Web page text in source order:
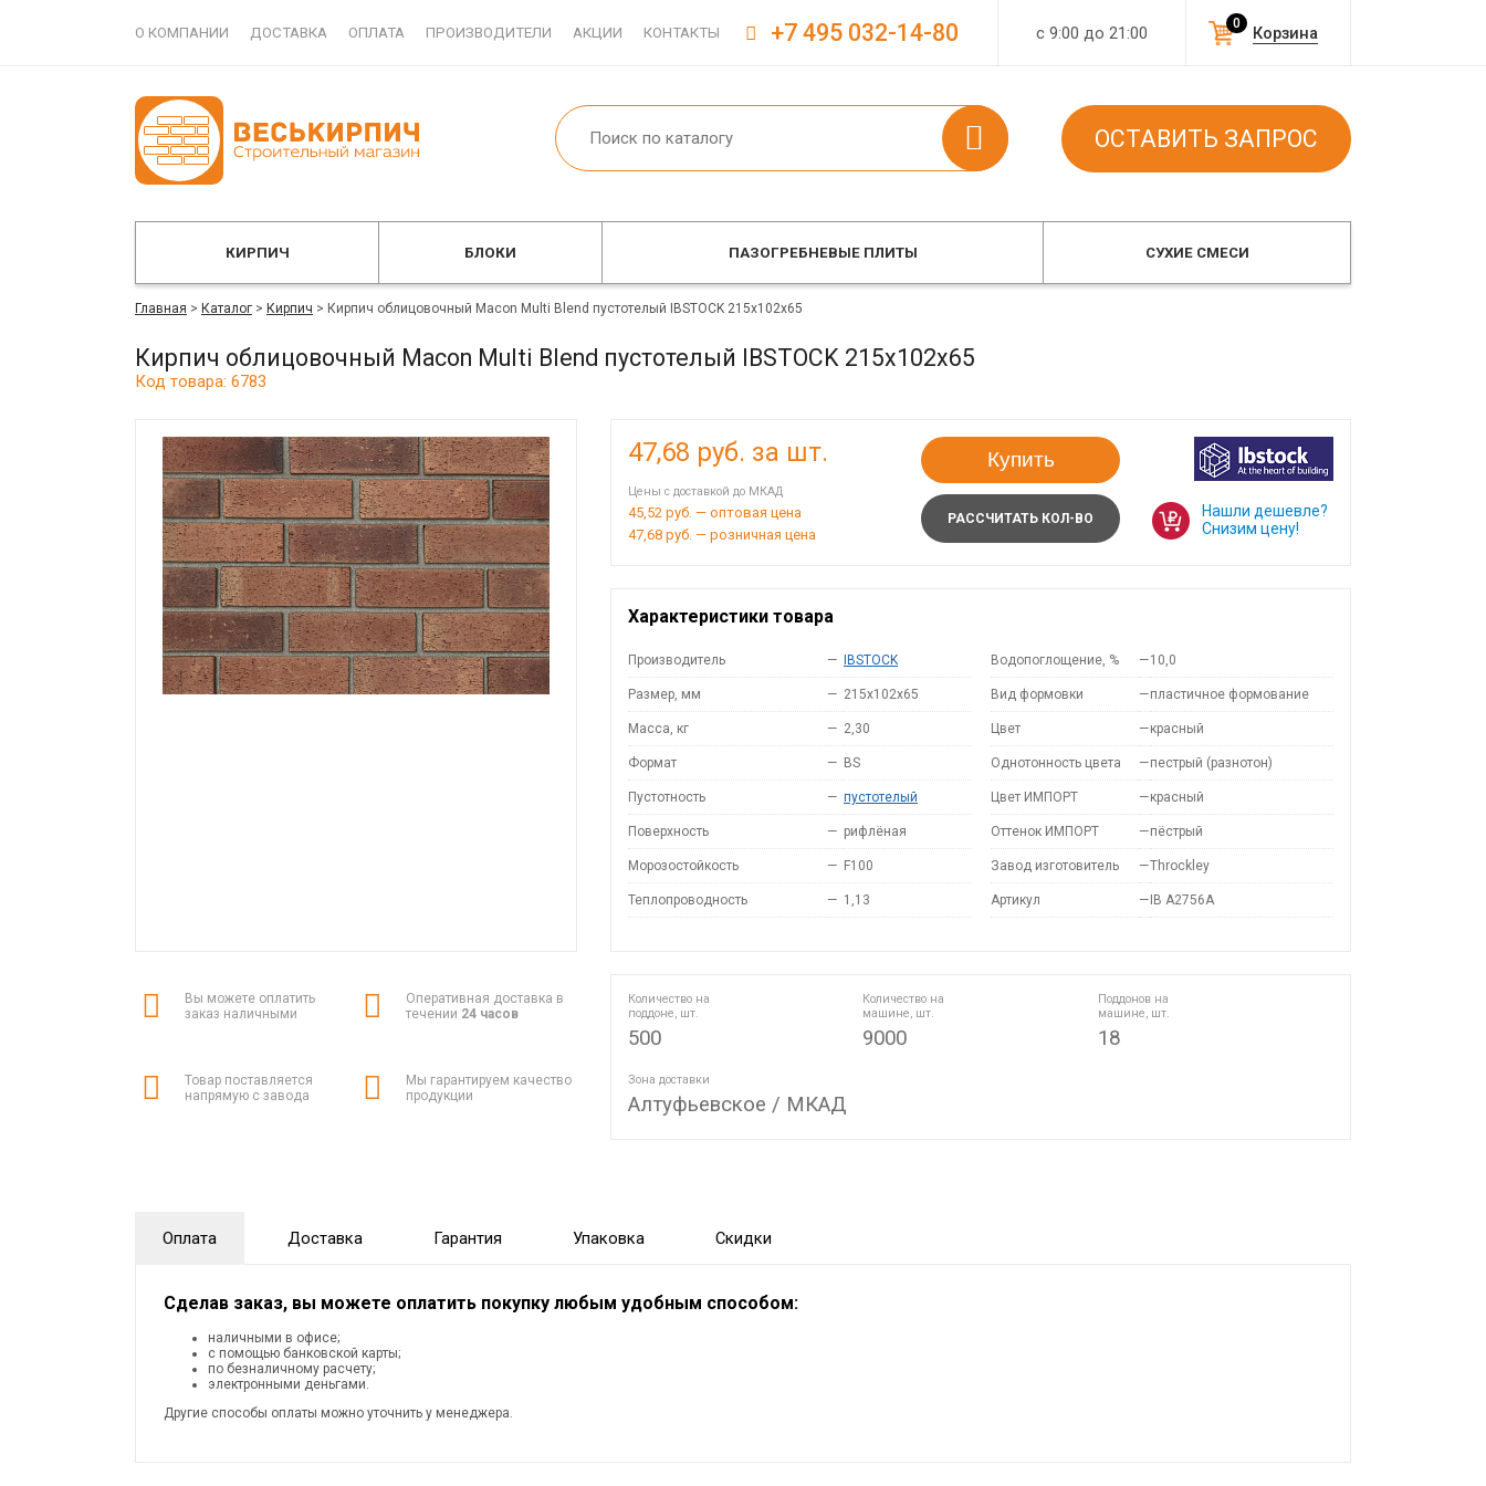
О КОМПАНИИ ДОСТАВКА ОПЛАТА ПРОИЗВОДИТЕЛИ АКЦИИ КОНТАКТЫ с 9:00 до 21:00 Корзина
0
+7 495 032-14-80
ОСТАВИТЬ ЗАПРОС
КИРПИЧ БЛОКИ ПАЗОГРЕБНЕВЫЕ ПЛИТЫ СУХИЕ СМЕСИ
Главная > Каталог > Кирпич > Кирпич облицовочный Macon Multi Blend пустотелый IBSTOCK 215x102x65
Кирпич облицовочный Macon Multi Blend пустотелый IBSTOCK 215x102x65
Код товара: 6783
Вы можете оплатить
заказ наличными
Оперативная доставка в
течении 24 часов
Товар поставляется
напрямую с завода
Мы гарантируем качество
продукции
47,68 руб. за шт.
Цены с доставкой до МКАД
45,52 руб. — оптовая цена
47,68 руб. — розничная цена
Купить
РАССЧИТАТЬ КОЛ-ВО
Нашли дешевле?
Снизим цену!
Характеристики товара
Производитель — IBSTOCK
Размер, мм — 215x102x65
Масса, кг — 2,30
Формат — BS
Пустотность — пустотелый
Поверхность — рифлёная
Морозостойкость — F100
Теплопроводность — 1,13
Водопоглощение, % —10,0
Вид формовки —пластичное формование
Цвет —красный
Однотонность цвета —пестрый (разнотон)
Цвет ИМПОРТ —красный
Оттенок ИМПОРТ —пёстрый
Завод изготовитель —Throckley
Артикул — IB A2756A
Количество на
поддоне, шт.
500
Количество на
машине, шт.
9000
Поддонов на
машине, шт.
18
Зона доставки
Алтуфьевское / МКАД
Оплата Доставка Гарантия Упаковка Скидки
Сделав заказ, вы можете оплатить покупку любым удобным способом:
наличными в офисе;
с помощью банковской карты;
по безналичному расчету;
электронными деньгами.
Другие способы оплаты можно уточнить у менеджера.